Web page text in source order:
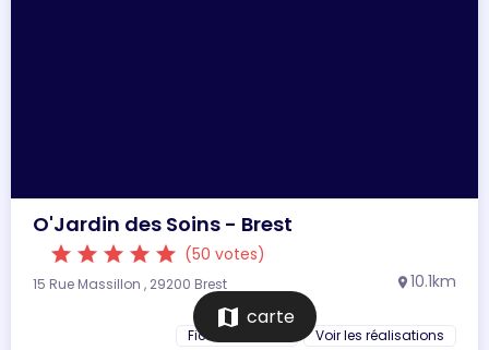
O'Jardin des Soins - Brest
star star star star star (50 votes)
15 Rue Massillon , 29200 Brest location_on 10.1km
Fiche du salon Voir les réalisations
map carte